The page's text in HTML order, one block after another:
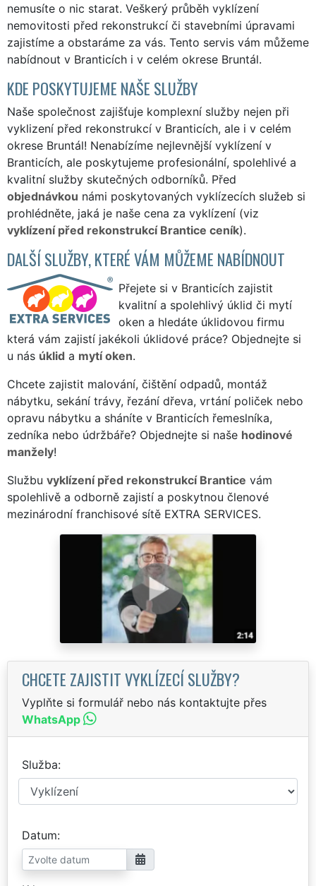
nemusíte o nic starat. Veškerý průběh vyklízení
nemovitosti před rekonstrukcí či stavebními úpravami
zajistíme a obstaráme za vás. Tento servis vám můžeme
nabídnout v Branticích i v celém okrese Bruntál.
KDE POSKYTUJEME NAŠE SLUŽBY
Naše společnost zajišťuje komplexní služby nejen při
vyklizení před rekonstrukcí v Branticích, ale i v celém
okrese Bruntál! Nenabízíme nejlevnější vyklízení v
Branticích, ale poskytujeme profesionální, spolehlivé a
kvalitní služby skutečných odborníků. Před
objednávkou námi poskytovaných vyklízecích služeb si
prohlédněte, jaká je naše cena za vyklízení (viz
vyklízení před rekonstrukcí Brantice ceník).
DALŠÍ SLUŽBY, KTERÉ VÁM MŮŽEME NABÍDNOUT
Přejete si v Branticích zajistit
kvalitní a spolehlivý úklid či mytí
oken a hledáte úklidovou firmu
která vám zajistí jakékoli úklidové práce? Objednejte si
u nás úklid a mytí oken.
Chcete zajistit malování, čištění odpadů, montáž
nábytku, sekání trávy, řezání dřeva, vrtání poliček nebo
opravu nábytku a sháníte v Branticích řemeslníka,
zedníka nebo údržbáře? Objednejte si naše hodinové
manžely!
Službu vyklízení před rekonstrukcí Brantice vám
spolehlivě a odborně zajistí a poskytnou členové
mezinárodní franchisové sítě EXTRA SERVICES.
CHCETE ZAJISTIT VYKLÍZECÍ SLUŽBY?
Vyplňte si formulář nebo nás kontaktujte přes
WhatsApp
Služba
Datum